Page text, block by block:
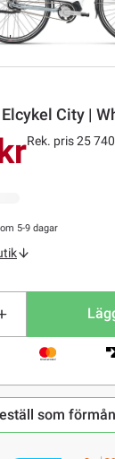
City |
Rek. pris 25
5-9 dagar
som